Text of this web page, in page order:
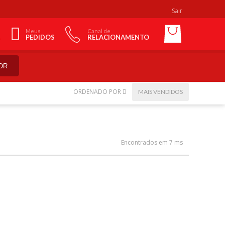
Sair
Meus
PEDIDOS
Canal de
RELACIONAMENTO
ORDENADO POR MAIS VENDIDOS
Encontrados em 7 ms